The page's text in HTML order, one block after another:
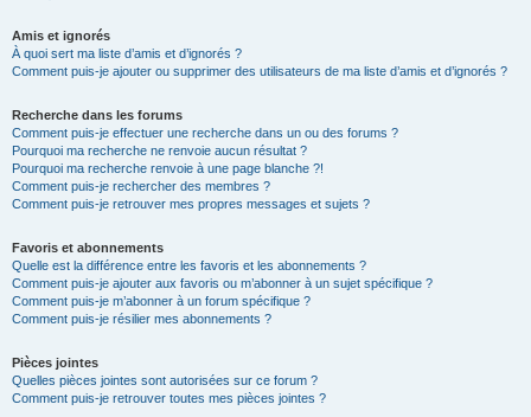
Amis et ignorés
À quoi sert ma liste d’amis et d’ignorés ?
Comment puis-je ajouter ou supprimer des utilisateurs de ma liste d’amis et d’ignorés ?
Recherche dans les forums
Comment puis-je effectuer une recherche dans un ou des forums ?
Pourquoi ma recherche ne renvoie aucun résultat ?
Pourquoi ma recherche renvoie à une page blanche ?!
Comment puis-je rechercher des membres ?
Comment puis-je retrouver mes propres messages et sujets ?
Favoris et abonnements
Quelle est la différence entre les favoris et les abonnements ?
Comment puis-je ajouter aux favoris ou m’abonner à un sujet spécifique ?
Comment puis-je m’abonner à un forum spécifique ?
Comment puis-je résilier mes abonnements ?
Pièces jointes
Quelles pièces jointes sont autorisées sur ce forum ?
Comment puis-je retrouver toutes mes pièces jointes ?